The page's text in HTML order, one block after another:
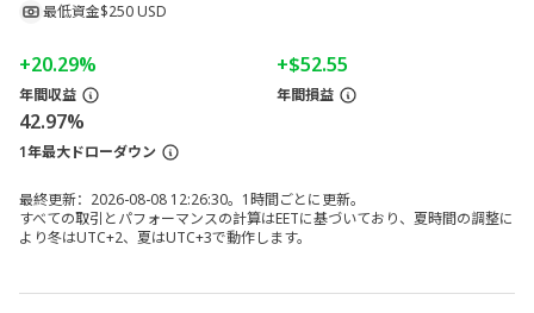
最低資金$250 USD
+20.29%
年間収益
+$52.55
年間損益
42.97%
1年最大ドローダウン
最終更新：2026-08-08 12:26:30。1時間ごとに更新。
すべての取引とパフォーマンスの計算はEETに基づいており、夏時間の調整に
より冬はUTC+2、夏はUTC+3で動作します。